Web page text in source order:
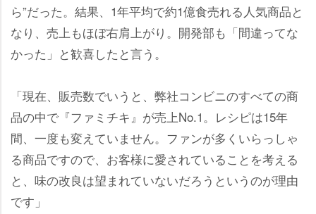
ら”だった。結果、1年平均で約1億食売れる人気商品と
なり、売上もほぼ右肩上がり。開発部も「間違ってな
かった」と歓喜したと言う。
「現在、販売数でいうと、弊社コンビニのすべての商
品の中で『ファミチキ』が売上No.1。レシピは15年
間、一度も変えていません。ファンが多くいらっしゃ
る商品ですので、お客様に愛されていることを考える
と、味の改良は望まれていないだろうというのが理由
です」